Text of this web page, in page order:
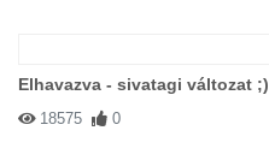
Elhavazva - sivatagi változat ;)
18575 0